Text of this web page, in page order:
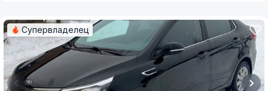
Супервладелец